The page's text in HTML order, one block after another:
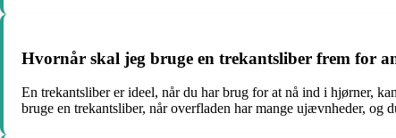
Hvornår skal jeg bruge en trekantsliber frem for
En trekantsliber er ideel, når du har brug for at nå ind i hjørner,
bruge en trekantsliber, når overfladen har mange ujævnheder, og